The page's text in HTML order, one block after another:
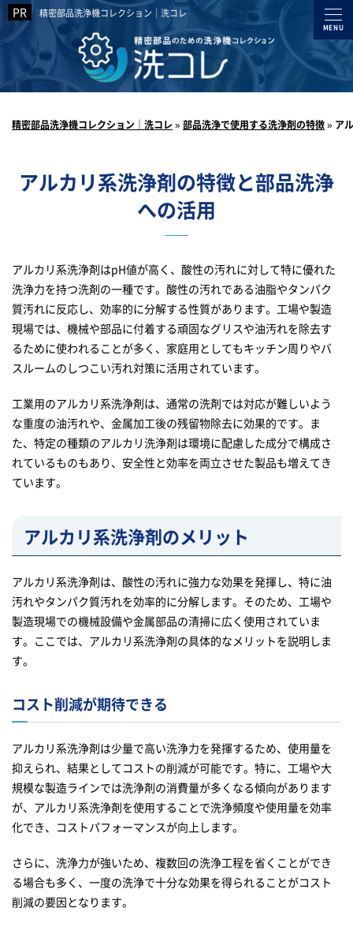
精密部品洗浄機コレクション｜洗コレ
精密部品洗浄機コレクション｜洗コレ »部品洗浄で使用する洗浄剤の特徴» ア
アルカリ系洗浄剤の特徴と部品洗浄
への活用
アルカリ系洗浄剤はpH値が高く、酸性の汚れに対して特に優れた
洗浄力を持つ洗剤の一種です。酸性の汚れである油脂やタンパク
質汚れに反応し、効率的に分解する性質があります。工場や製造
現場では、機械や部品に付着する頑固なグリスや油汚れを除去す
るために使われることが多く、家庭用としてもキッチン周りやバ
スルームのしつこい汚れ対策に活用されています。
工業用のアルカリ系洗浄剤は、通常の洗剤では対応が難しいよう
な重度の油汚れや、金属加工後の残留物除去に効果的です。ま
た、特定の種類のアルカリ洗浄剤は環境に配慮した成分で構成さ
れているものもあり、安全性と効率を両立させた製品も増えてき
ています。
アルカリ系洗浄剤のメリット
アルカリ系洗浄剤は、酸性の汚れに強力な効果を発揮し、特に油
汚れやタンパク質汚れを効率的に分解します。そのため、工場や
製造現場での機械設備や金属部品の清掃に広く使用されていま
す。ここでは、アルカリ系洗浄剤の具体的なメリットを説明しま
す。
コスト削減が期待できる
アルカリ系洗浄剤は少量で高い洗浄力を発揮するため、使用量を
抑えられ、結果としてコストの削減が可能です。特に、工場や大
規模な製造ラインでは洗浄剤の消費量が多くなる傾向があります
が、アルカリ系洗浄剤を使用することで洗浄頻度や使用量を効率
化でき、コストパフォーマンスが向上します。
さらに、洗浄力が強いため、複数回の洗浄工程を省くことができ
る場合も多く、一度の洗浄で十分な効果を得られることがコスト
削減の要因となります。